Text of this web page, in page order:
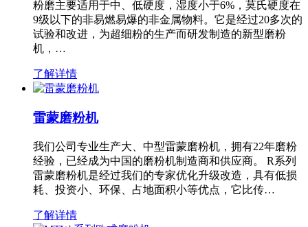
粉磨主要适用于中、低硬度，湿度小于6%，莫氏硬度在
9级以下的非易燃易爆的非金属物料。它是经过20多次的
试验和改进，为超细粉的生产而研发制造的新型磨粉
机，…
了解详情
雷蒙磨粉机
我们公司专业生产大、中型雷蒙磨粉机，拥有22年磨粉
经验，已经成为中国的磨粉机制造商和供应商。 R系列
雷蒙磨粉机是经过我们的专家优化升级改造，具有低损
耗、投资小、环保、占地面积小等优点，它比传…
了解详情